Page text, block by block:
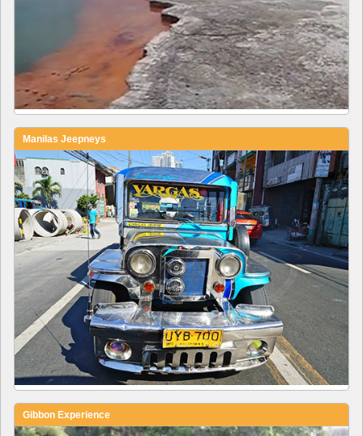
Manilas Jeepneys
Gibbon Experience